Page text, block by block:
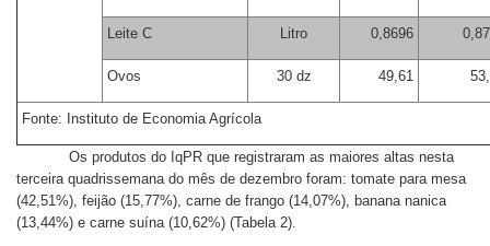
Leite C Litro 0,8696
Ovos 30 dz 49,61
Fonte: Instituto de Economia Agrícola
Os produtos do IqPR que registraram as maiores altas nesta
terceira quadrissemana do mês de dezembro foram: tomate para mesa
(42,51%), feijão (15,77%), carne de frango (14,07%), banana nanica
(13,44%) e carne suína (10,62%) (Tabela 2).